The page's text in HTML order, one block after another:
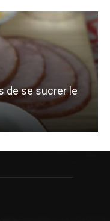
de se sucrer le